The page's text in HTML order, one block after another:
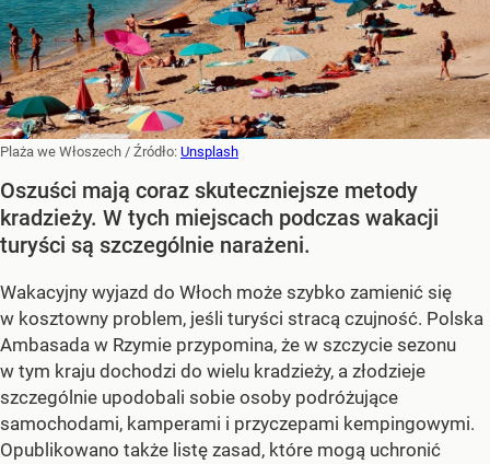
Plaża we Włoszech / Źródło: Unsplash
Oszuści mają coraz skuteczniejsze metody
kradzieży. W tych miejscach podczas wakacji
turyści są szczególnie narażeni.
Wakacyjny wyjazd do Włoch może szybko zamienić się
w kosztowny problem, jeśli turyści stracą czujność. Polska
Ambasada w Rzymie przypomina, że w szczycie sezonu
w tym kraju dochodzi do wielu kradzieży, a złodzieje
szczególnie upodobali sobie osoby podróżujące
samochodami, kamperami i przyczepami kempingowymi.
Opublikowano także listę zasad, które mogą uchronić